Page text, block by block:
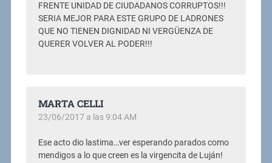
FRENTE UNIDAD DE CIUDADANOS CORRUPTOS!!!
SERIA MEJOR PARA ESTE GRUPO DE LADRONES
QUE NO TIENEN DIGNIDAD NI VERGÜENZA DE
QUERER VOLVER AL PODER!!!
MARTA CELLI
23/06/2017 a las 9:04 AM
Ese acto dio lastima…ver esperando parados como
mendigos a lo que creen es la virgencita de Luján!